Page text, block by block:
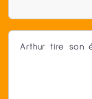
Arthur tire son